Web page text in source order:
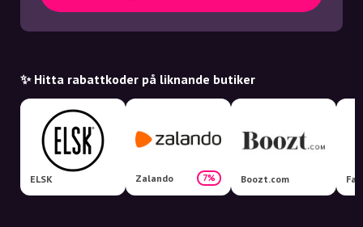
✨ Hitta rabattkoder på liknande butiker
ELSK Zalando 7% Boozt.com